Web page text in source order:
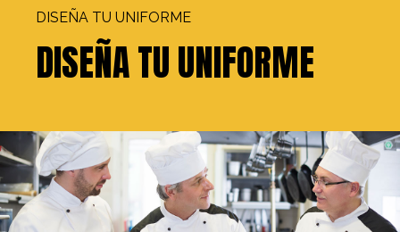
DISEÑA TU UNIFORME
DISEÑA TU UNIFORME